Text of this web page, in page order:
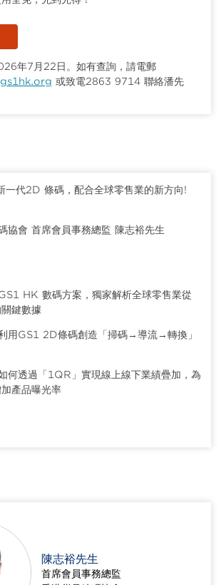
年7月22日。如有查詢，請電郵
或致電2863 9714 聯絡潘先
一代2D 條碼，配合全球零售業的新方向!
協會 首席會員事務總監 陳志裕先生
HK 數碼方案，獨家解析全球零售業從
鍵數據
用GS1 2D條碼創造「掃碼→導流→轉換」
何透過「1QR」實現線上線下業績疊加，為
產品曝光率
陳志裕先生
首席會員事務總監